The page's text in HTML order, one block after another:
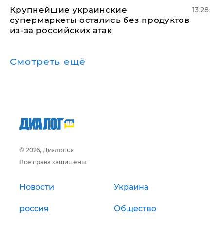
Крупнейшие украинские
супермаркеты остались без продуктов
из-за российских атак
13:28
Смотреть ещё
© 2026, Диалог.ua
Все права защищены.
Новости Украина
россия Общество